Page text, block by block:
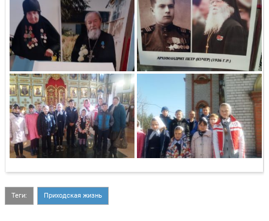
Теги: Приходская жизнь